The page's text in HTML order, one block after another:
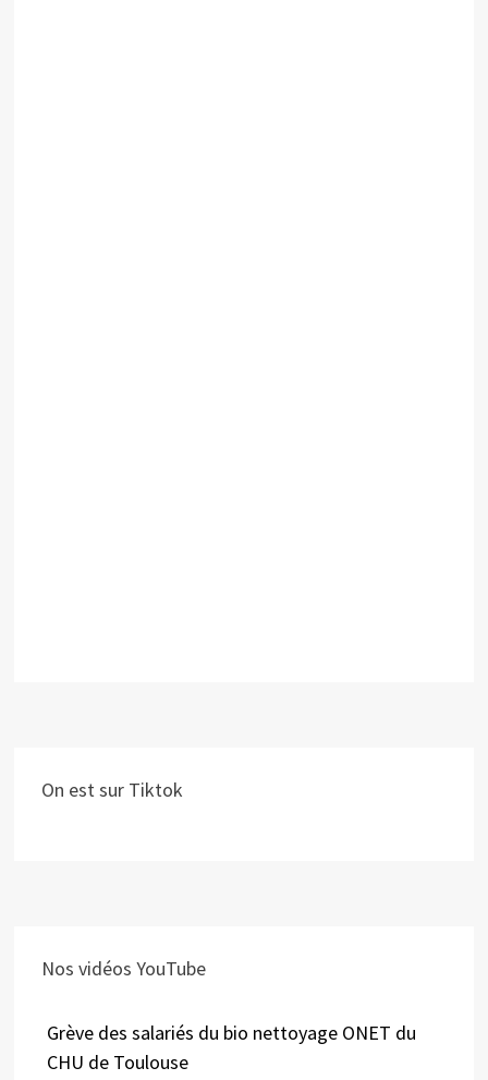
On est sur Tiktok
Nos vidéos YouTube
Grève des salariés du bio nettoyage ONET du
CHU de Toulouse